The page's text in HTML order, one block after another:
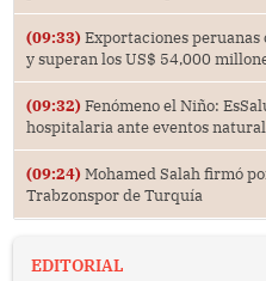
(09:33) Exportaciones
y superan los US$ 54,000
(09:32) Fenómeno el Niño:
hospitalaria ante eventos
(09:24) Mohamed Salah firmó
Trabzonspor de Turquía
EDITORIAL